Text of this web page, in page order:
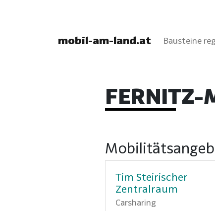
mobil-am-land.at Bausteine
FERNITZ-
Tim Steirischer
Zentralraum
Carsharing